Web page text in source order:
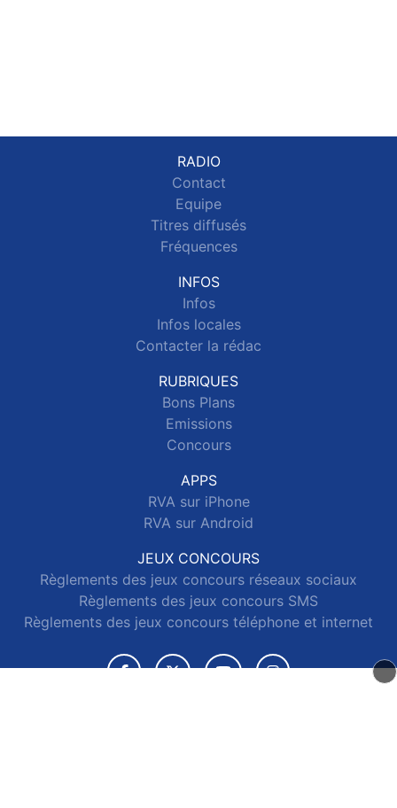
RADIO
Contact
Equipe
Titres diffusés
Fréquences
INFOS
Infos
Infos locales
Contacter la rédac
RUBRIQUES
Bons Plans
Emissions
Concours
APPS
RVA sur iPhone
RVA sur Android
JEUX CONCOURS
Règlements des jeux concours réseaux sociaux
Règlements des jeux concours SMS
Règlements des jeux concours téléphone et internet